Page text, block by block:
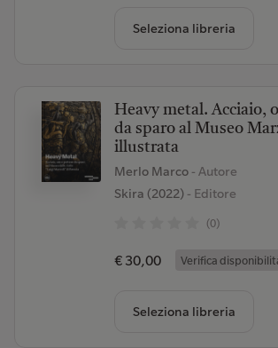
Seleziona libreria
Heavy metal. Acciaio,
da sparo al Museo
illustrata
Merlo Marco - Autore
Skira (2022)- Editore
(0)
€ 30,00 Verifica
Seleziona libreria